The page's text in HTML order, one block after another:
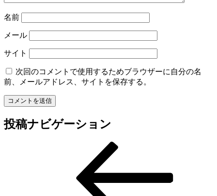
名前
メール
サイト
次回のコメントで使用するためブラウザーに自分の名
前、メールアドレス、サイトを保存する。
投稿ナビゲーション